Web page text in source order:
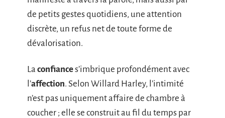
de petits gestes quotidiens, une attention
discrète, un refus net de toute forme de
dévalorisation.
La confiances’imbrique profondément avec
l’affection. Selon Willard Harley, l’intimité
n’est pas uniquement affaire de chambre à
coucher ; elle se construit au fil du temps par